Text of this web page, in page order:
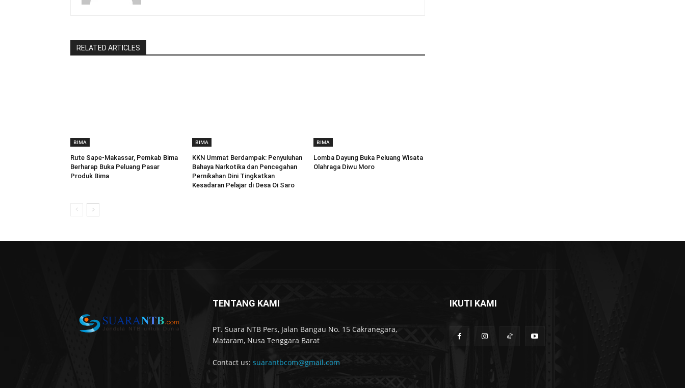
RELATED ARTICLES
BIMA
Rute Sape-Makassar, Pemkab Bima
Berharap Buka Peluang Pasar
Produk Bima
BIMA
KKN Ummat Berdampak: Penyuluhan
Bahaya Narkotika dan Pencegahan
Pernikahan Dini Tingkatkan
Kesadaran Pelajar di Desa Oi Saro
BIMA
Lomba Dayung Buka Peluang Wisata
Olahraga Diwu Moro
TENTANG KAMI
PT. Suara NTB Pers, Jalan Bangau No. 15 Cakranegara,
Mataram, Nusa Tenggara Barat
Contact us: suarantbcom@gmail.com
IKUTI KAMI